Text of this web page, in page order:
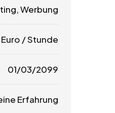
Werbung
Euro / Stunde
01/03/2099
Erfahrung